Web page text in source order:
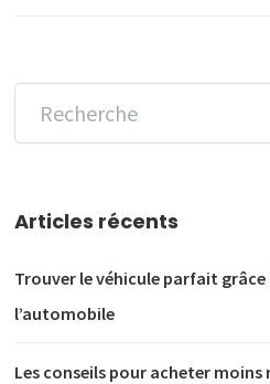
Articles récents
Trouver le véhicule parfait grâce
l’automobile
Les conseils pour acheter moins